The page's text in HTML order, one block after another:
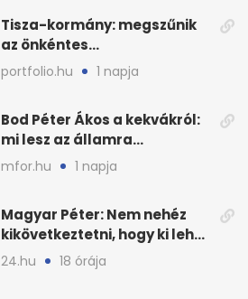
Tisza-kormány: megszűnik
az önkéntes
fogyasztáscsökkentés
portfolio.hu 1 napja
Bod Péter Ákos a kekvákról:
mi lesz az államra
visszaszálló vagyonnal?
mfor.hu 1 napja
Magyar Péter: Nem nehéz
kikövetkeztetni, hogy ki lehet
a három jelölt
24.hu 18 órája